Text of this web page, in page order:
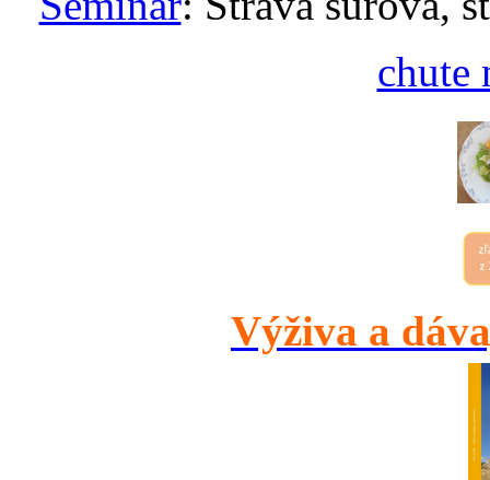
chute
Výživa a